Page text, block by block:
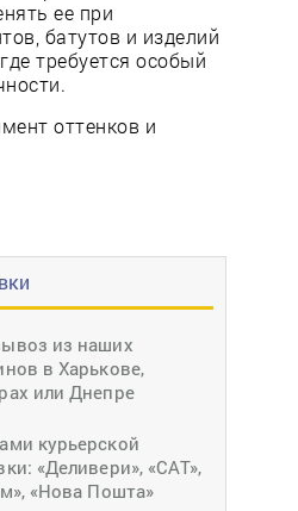
из наших
в Харькове,
или Днепре
курьерской
«Деливери», «САТ»,
«Нова Пошта»
ее при
батутов и изделий
требуется особый
оттенков и